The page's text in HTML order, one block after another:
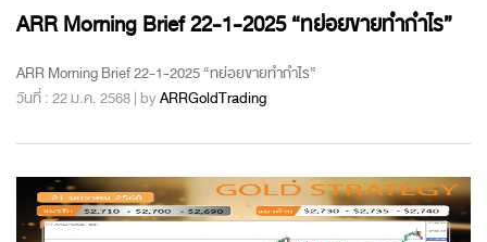
ARR Morning Brief 22-1-2025 “ทย่อยขายทำกำไร”
ARR Morning Brief 22-1-2025 “ทย่อยขายทำกำไร”
วันที่ : 22 ม.ค. 2568 | byARRGoldTrading